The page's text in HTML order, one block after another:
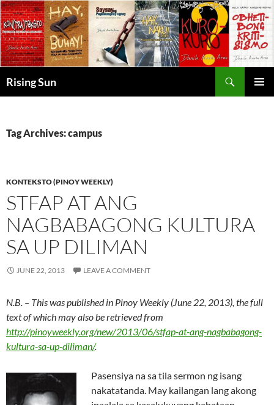
Skip
to
content
Rising Sun
Tag Archives: campus
KONTEKSTO (PINOY WEEKLY)
STFAP AT ANG
NAGBABAGONG KULTURA
SA UP DILIMAN
JUNE 22, 2013 LEAVE A COMMENT
N.B. – This was published in Pinoy Weekly (June 22, 2013), the full
text of which may also be retrieved from
http://pinoyweekly.org/new/2013/06/stfap-at-ang-nagbabagong-
kultura-sa-up-diliman/.
Pasensiya na sa tila sermon ng isang
nakatatanda. May kailangan lang akong